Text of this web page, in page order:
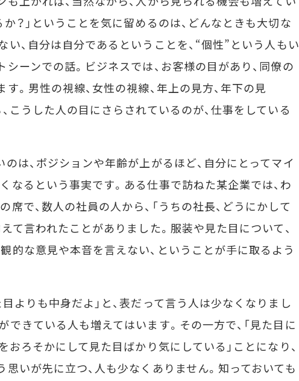
か？」ということを気に留めるのは、どんなときも大切な
い、自分は自分であるということを、“個性”という人もい
シーンでの話。ビジネスでは、お客様の目があり、同僚の
。男性の視線、女性の視線、年上の見方、年下の見
こうした人の目にさらされているのが、仕事をしている
は、ポジションや年齢が上がるほど、自分にとってマイ
なるという事実です。ある仕事で訪ねた某企業では、わ
で、数人の社員の人から、「うちの社長、どうにかして
て言われたことがありました。服装や見た目について、
的な意見や本音を言えない、ということが手に取るよう
よりも中身だよ」と、表だって言う人は少なくなりまし
できている人も増えてはいます。その一方で、「見た目に
おろそかにして見た目ばかり気にしている」ことになり、
思いが先に立つ、人も少なくありません。知っておいても